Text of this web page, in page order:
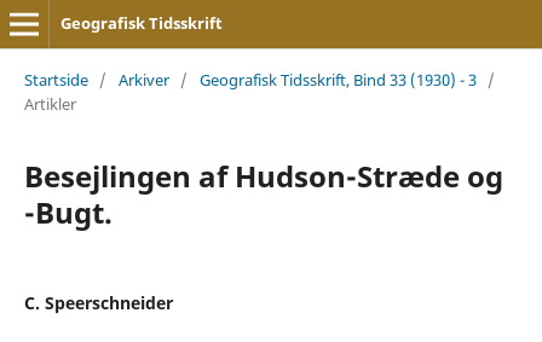
Geografisk Tidsskrift
Startside / Arkiver / Geografisk Tidsskrift, Bind 33 (1930) - 3 /
Artikler
Besejlingen af Hudson-Stræde og
-Bugt.
C. Speerschneider